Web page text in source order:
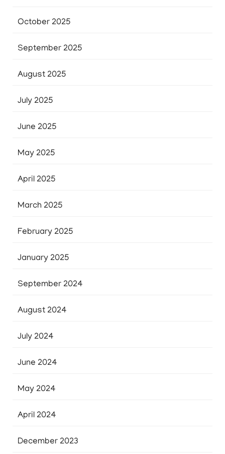
October 2025
September 2025
August 2025
July 2025
June 2025
May 2025
April 2025
March 2025
February 2025
January 2025
September 2024
August 2024
July 2024
June 2024
May 2024
April 2024
December 2023